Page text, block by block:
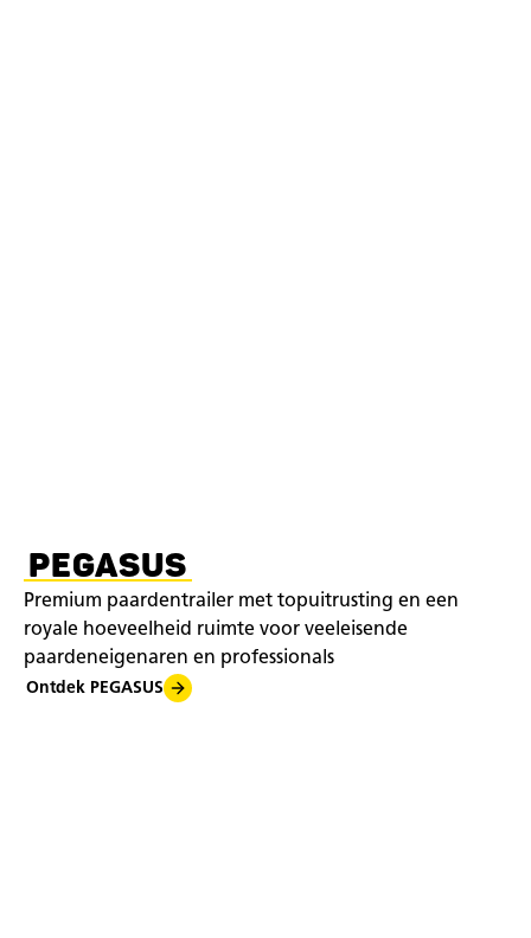
PEGASUS
Premium paardentrailer met topuitrusting en een
royale hoeveelheid ruimte voor veeleisende
paardeneigenaren en professionals
Ontdek PEGASUS